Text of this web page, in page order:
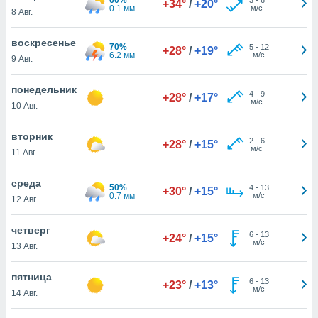
действия
рекламу
нашей
cookie
cookie
в
нашего
8 Авг.
0.1 мм
+34° / +20°
м/с
воскресенье
9 Авг.
70%
6.2 мм
+28° / +19° 5- 12
м/с
понедельник
10 Авг.
+28° / +17° 4- 9
м/с
вторник
11 Авг.
+28° / +15° 2- 6
м/с
среда
12 Авг.
50%
0.7 мм
+30° / +15° 4- 13
м/с
четверг
13 Авг.
+24° / +15° 6- 13
м/с
пятница
14 Авг.
+23° / +13° 6- 13
м/с